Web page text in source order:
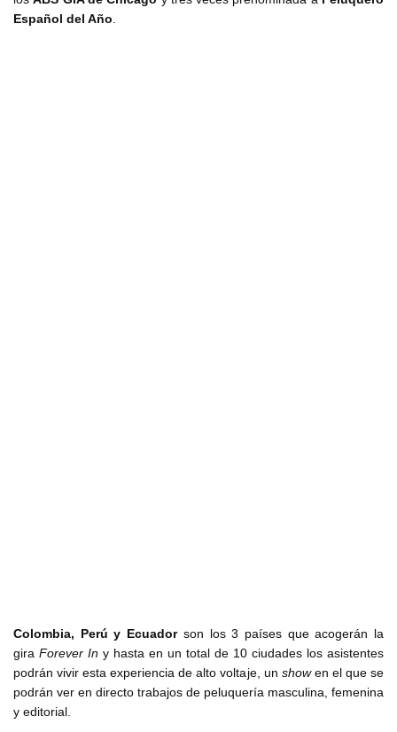
Español del Año
Colombia, Perú y Ecuadorson los 3 países que acogerán la
gira Forever In y hasta en un total de 10 ciudades los asistentes
podrán vivir esta experiencia de alto voltaje, un showen el que se
podrán ver en directo trabajos de peluquería masculina, femenina
y editorial.